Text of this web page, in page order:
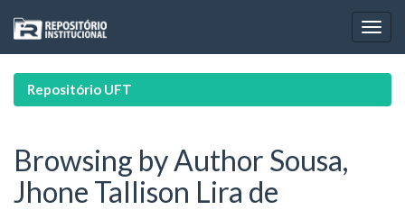
navigation
Repositório UFT
Browsing by Author Sousa,
Jhone Tallison Lira de